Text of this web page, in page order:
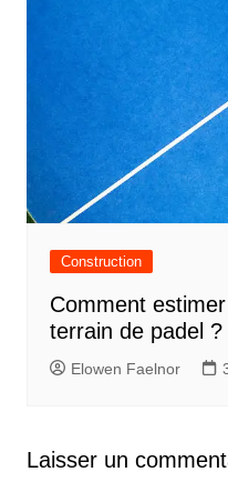
Construction
Comment
terrain de padel ?
Elowen Faelnor
Laisser un